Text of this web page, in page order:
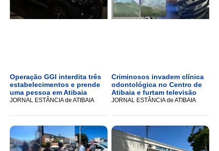
Operação GGI interdita três
estabelecimentos e prende
uma pessoa em Atibaia
JORNAL ESTÂNCIA de ATIBAIA
Criminosos invadem clínica
odontológica no Centro de
Atibaia e furtam televisão
JORNAL ESTÂNCIA de ATIBAIA